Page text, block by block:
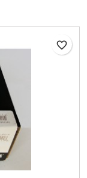
favorite_border